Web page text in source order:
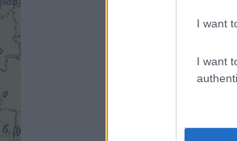
I want
I want